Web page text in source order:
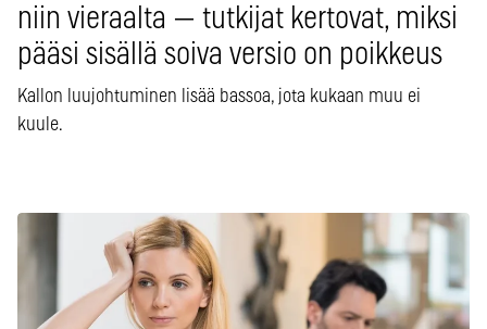
niin vieraalta — tutkijat kertovat, miksi
pääsi sisällä soiva versio on poikkeus
Kallon luujohtuminen lisää bassoa, jota kukaan muu ei
kuule.